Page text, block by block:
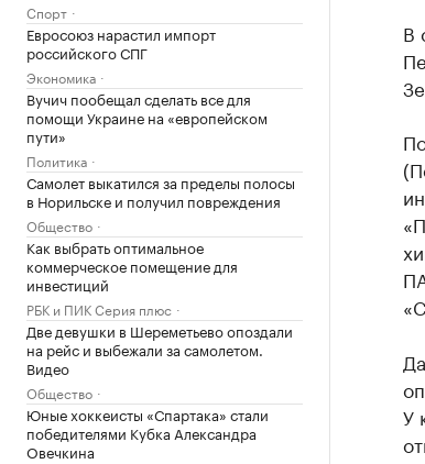
Спорт
Евросоюз нарастил импорт
российского СПГ
Экономика
Вучич пообещал сделать все для
помощи Украине на «европейском
пути»
Политика
Самолет выкатился за пределы полосы
в Норильске и получил повреждения
Общество
Как выбрать оптимальное
коммерческое помещение для
инвестиций
РБК и ПИК Серия плюс
Две девушки в Шереметьево опоздали
на рейс и выбежали за самолетом.
Видео
Общество
Юные хоккеисты «Спартака» стали
победителями Кубка Александра
Овечкина
В
У